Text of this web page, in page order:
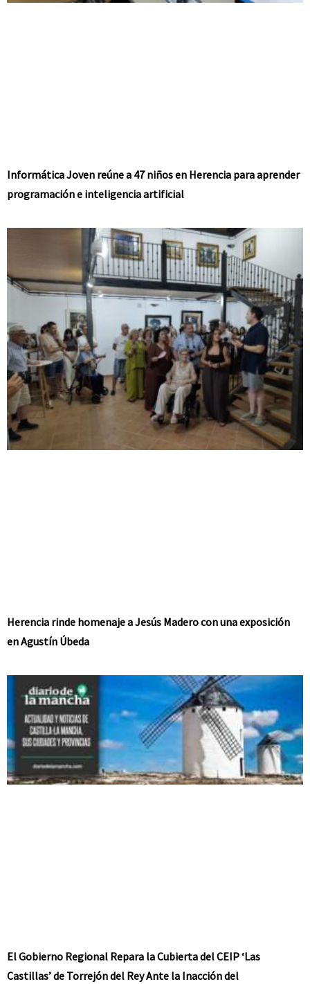
Informática Joven reúne a 47 niños en Herencia para aprender
programación e inteligencia artificial
Herencia rinde homenaje a Jesús Madero con una exposición
en Agustín Úbeda
El Gobierno Regional Repara la Cubierta del CEIP ‘Las
Castillas’ de Torrejón del Rey Ante la Inacción del